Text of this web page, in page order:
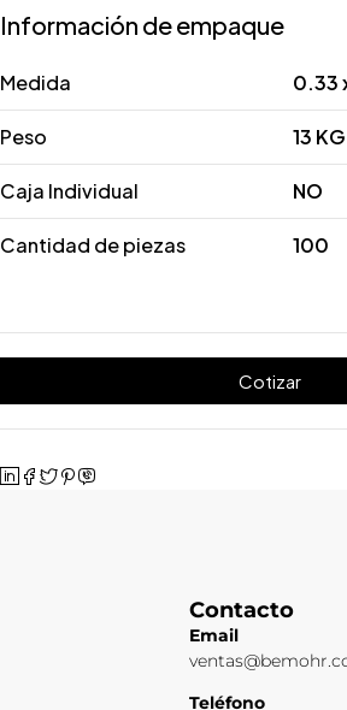
Información de empaque
Medida 0.33
Peso 13 KG
Caja Individual NO
Cantidad de piezas 100
Cotizar
Contacto
Email
Teléfono